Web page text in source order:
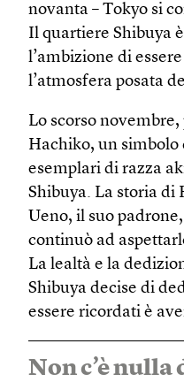
novanta – Tokyo si
Il quartiere Shibuya
l’ambizione di
l’atmosfera posata
Lo scorso
Hachiko, un simbolo
esemplari di razza
Shibuya. La storia di
Ueno, il suo
continuò ad
La lealtà e la
Shibuya decise di
essere ricordati è
Non c’è